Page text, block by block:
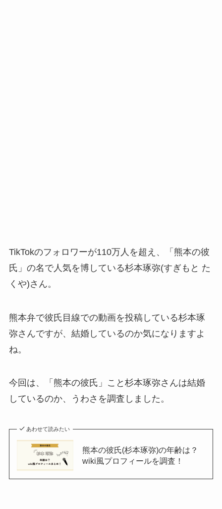
TikTokのフォロワーが110万人を超え、「熊本の彼
氏」の名で人気を博している杉本琢弥(すぎもと た
くや)さん。
熊本弁で彼氏目線での動画を投稿している杉本琢
弥さんですが、結婚しているのか気になりますよ
ね。
今回は、「熊本の彼氏」こと杉本琢弥さんは結婚
しているのか、うわさを調査しました。
あわせて読みたい
熊本の彼氏(杉本琢弥)の年齢は？
wiki風プロフィールを調査！